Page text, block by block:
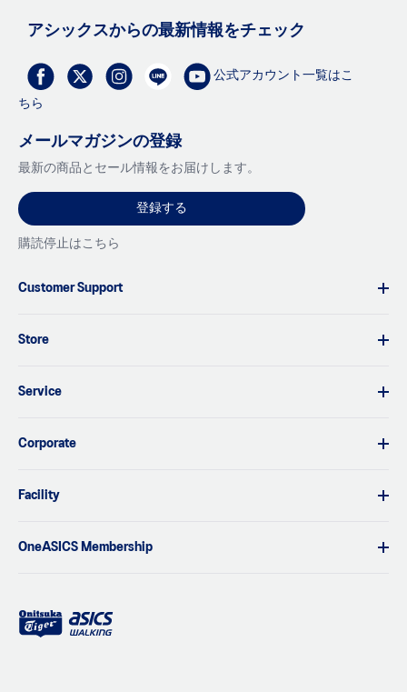
アシックスからの最新情報をチェック
公式アカウント一覧はこ
ちら
メールマガジンの登録
最新の商品とセール情報をお届けします。
登録する
購読停止はこちら
Customer Support
Store
Service
Corporate
Facility
OneASICS Membership